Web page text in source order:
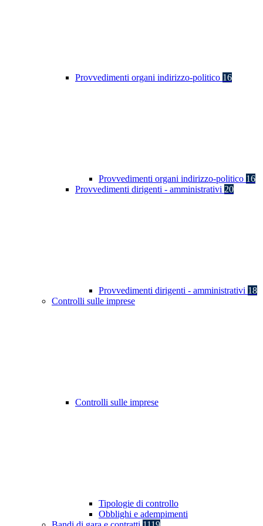
Provvedimenti organi indirizzo-politico 16
Provvedimenti organi indirizzo-politico 16
Provvedimenti dirigenti - amministrativi 20
Provvedimenti dirigenti - amministrativi 18
Controlli sulle imprese
Controlli sulle imprese
Tipologie di controllo
Obblighi e adempimenti